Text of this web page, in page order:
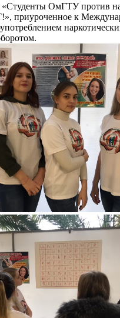
ОмГТУ против
приуроченное к